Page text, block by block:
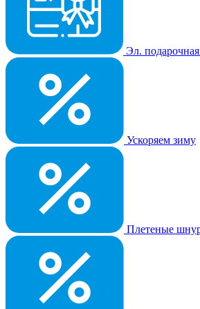
Эл. подарочная
Ускоряем зиму
Плетеные